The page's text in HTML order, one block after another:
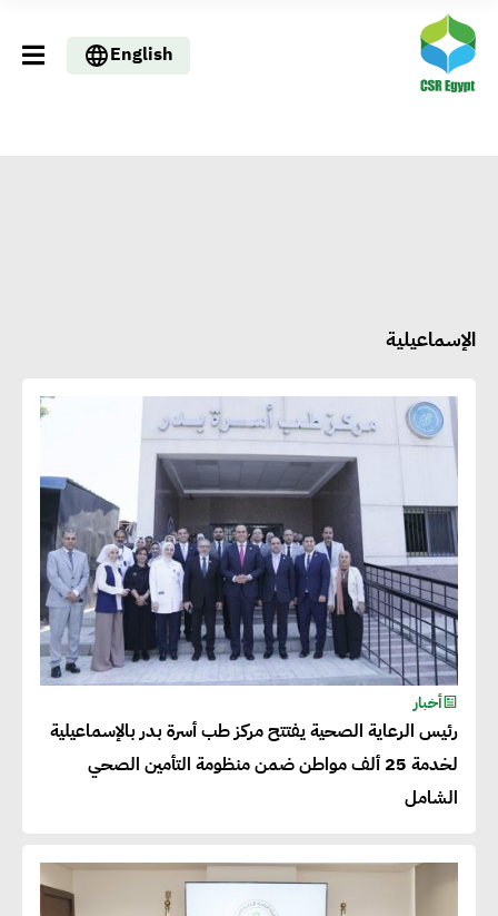
English
الإسماعيلية
أخبار
رئيس الرعاية الصحية يفتتح مركز طب أسرة بدر بالإسماعيلية
لخدمة 25 ألف مواطن ضمن منظومة التأمين الصحي
الشامل